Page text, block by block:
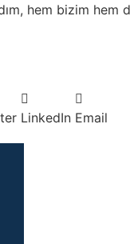
hem bizim hem
LinkedIn Email